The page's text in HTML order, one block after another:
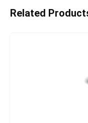
Related